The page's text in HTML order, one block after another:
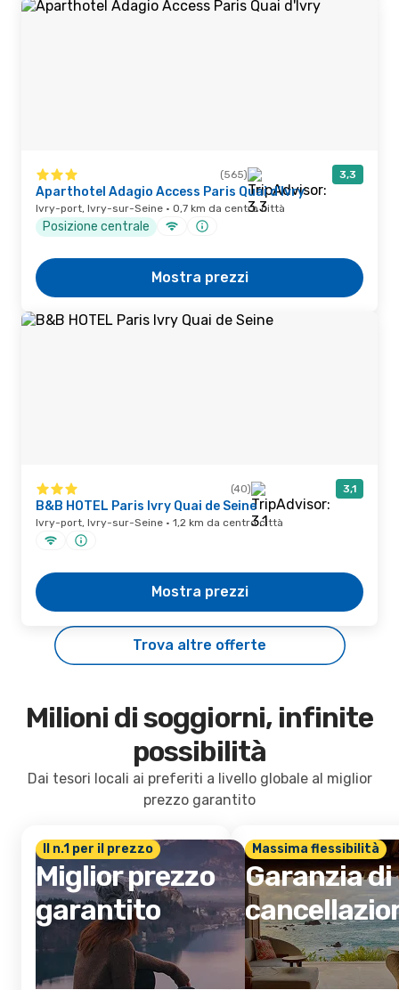
(565) 3,3
Aparthotel Adagio Access Paris Quai d'Ivry
Ivry-port, Ivry-sur-Seine · 0,7 km da centro città
Posizione centrale
Mostra prezzi
(40) 3,1
B&B HOTEL Paris Ivry Quai de Seine
Ivry-port, Ivry-sur-Seine · 1,2 km da centro città
Mostra prezzi
Trova altre offerte
Milioni di soggiorni, infinite
possibilità
Dai tesori locali ai preferiti a livello globale al miglior
prezzo garantito
Il n.1 per il prezzo
Miglior prezzo
garantito
Massima flessibilità
Garanzia di